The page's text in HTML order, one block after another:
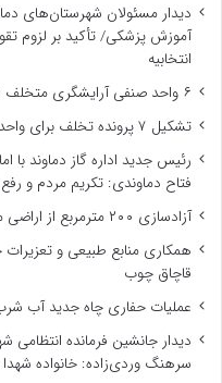
دیدار مسئولان شهرستان‌های
آموزش پزشکی/ تأکید بر لزوم
انتخابیه
۶ واحد صنفی آرایشگری متخلف در رودهن به تعزیرات معرفی شدند
تشکیل ۷ پرونده تخلف برای واحدهای صنفی املاک در رودهن و مهرآباد
رئیس جدید اداره گاز دماوند
فتاح دماوندی: تکریم مردم و
آزادسازی ۲۰۰ مترمربع از اراضی ملی در پلاک مغانک شهرستان دماوند
همکاری منابع طبیعی و تعزیرات
قاچاق چوب
عملیات حفاری چاه جدید آب
دیدار جانشین فرمانده انتظامی
سرهنگ وردی‌زاده: خانواده